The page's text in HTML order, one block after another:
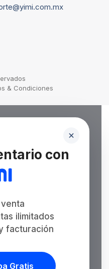
& Condiciones
con
ilimitados
facturación
Gratis